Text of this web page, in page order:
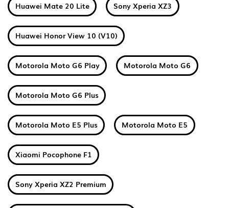
Huawei Mate 20 Lite Sony Xperia XZ3
Huawei Honor View 10 (V10)
Motorola Moto G6 Play Motorola Moto G6
Motorola Moto G6 Plus
Motorola Moto E5 Plus Motorola Moto E5
Xiaomi Pocophone F1
Sony Xperia XZ2 Premium